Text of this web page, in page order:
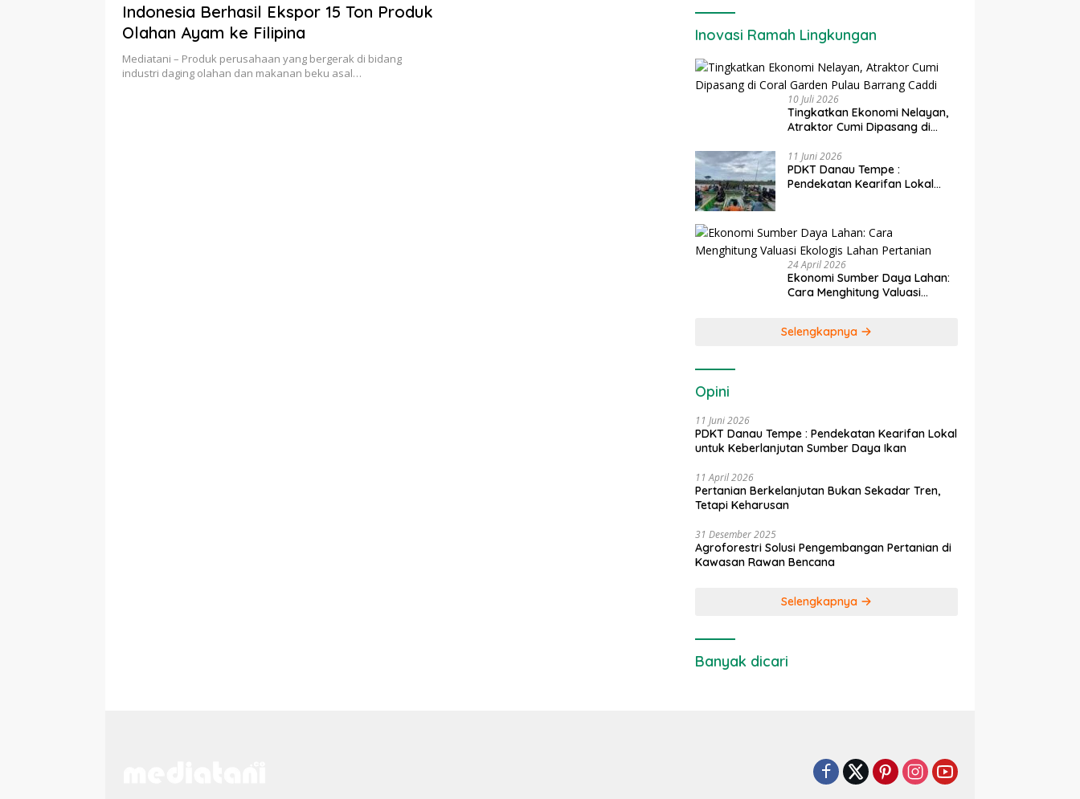
Indonesia Berhasil Ekspor 15 Ton Produk
Olahan Ayam ke Filipina
Mediatani – Produk perusahaan yang bergerak di bidang
industri daging olahan dan makanan beku asal…
Inovasi Ramah Lingkungan
10 Juli 2026
Tingkatkan Ekonomi Nelayan,
Atraktor Cumi Dipasang di
Caddi
11 Juni 2026
PDKT Danau Tempe :
Pendekatan Kearifan Lokal
24 April 2026
Ekonomi Sumber Daya Lahan:
Cara Menghitung Valuasi
Selengkapnya
Opini
11 Juni 2026
PDKT Danau Tempe : Pendekatan Kearifan Lokal
untuk Keberlanjutan Sumber Daya Ikan
11 April 2026
Pertanian Berkelanjutan Bukan Sekadar Tren,
Tetapi Keharusan
31 Desember 2025
Agroforestri Solusi Pengembangan Pertanian di
Kawasan Rawan Bencana
Selengkapnya
Banyak dicari